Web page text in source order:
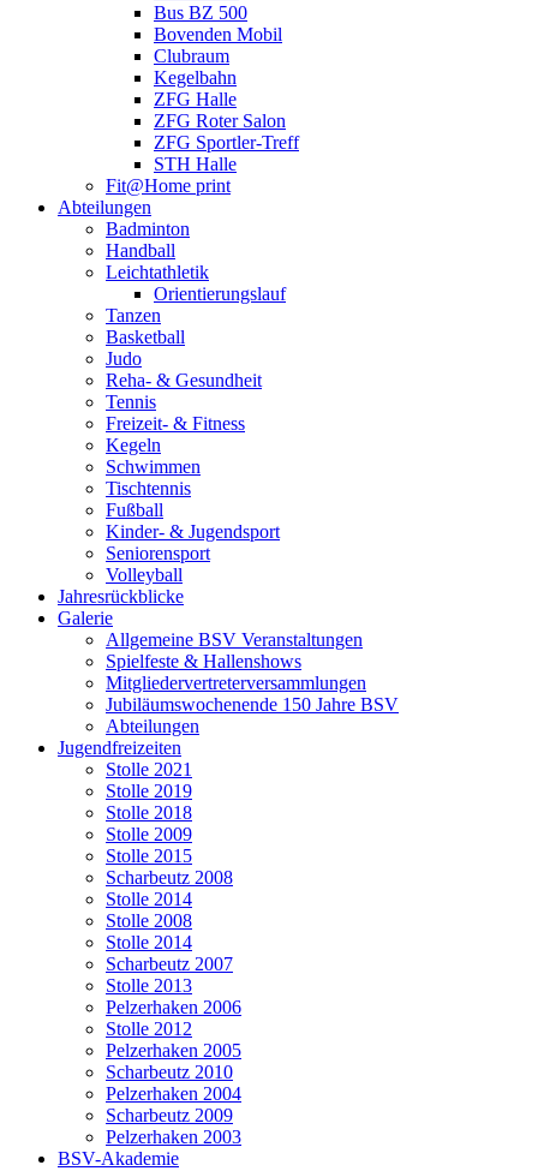
Bus BZ 500
Bovenden Mobil
Clubraum
Kegelbahn
ZFG Halle
ZFG Roter Salon
ZFG Sportler-Treff
STH Halle
Fit@Home print
Abteilungen
Badminton
Handball
Leichtathletik
Orientierungslauf
Tanzen
Basketball
Judo
Reha- & Gesundheit
Tennis
Freizeit- & Fitness
Kegeln
Schwimmen
Tischtennis
Fußball
Kinder- & Jugendsport
Seniorensport
Volleyball
Jahresrückblicke
Galerie
Allgemeine BSV Veranstaltungen
Spielfeste & Hallenshows
Mitgliedervertreterversammlungen
Jubiläumswochenende 150 Jahre BSV
Abteilungen
Jugendfreizeiten
Stolle 2021
Stolle 2019
Stolle 2018
Stolle 2009
Stolle 2015
Scharbeutz 2008
Stolle 2014
Stolle 2008
Stolle 2014
Scharbeutz 2007
Stolle 2013
Pelzerhaken 2006
Stolle 2012
Pelzerhaken 2005
Scharbeutz 2010
Pelzerhaken 2004
Scharbeutz 2009
Pelzerhaken 2003
BSV-Akademie